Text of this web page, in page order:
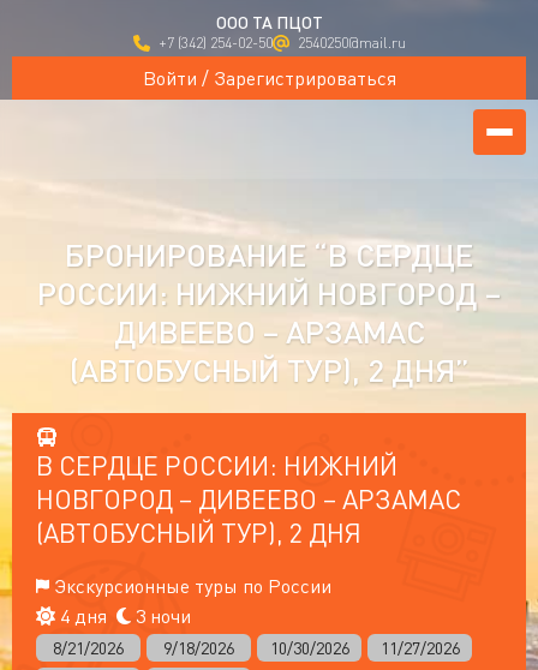
ООО ТА ПЦОТ
+7 (342) 254-02-50 2540250@mail.ru
Войти / Зарегистрироваться
БРОНИРОВАНИЕ “В СЕРДЦЕ
РОССИИ: НИЖНИЙ НОВГОРОД –
ДИВЕЕВО – АРЗАМАС
(АВТОБУСНЫЙ ТУР), 2 ДНЯ”
В СЕРДЦЕ РОССИИ: НИЖНИЙ
НОВГОРОД – ДИВЕЕВО – АРЗАМАС
(АВТОБУСНЫЙ ТУР), 2 ДНЯ
Экскурсионные туры по России
4 дня
3 ночи
8/21/2026 9/18/2026 10/30/2026
11/27/2026